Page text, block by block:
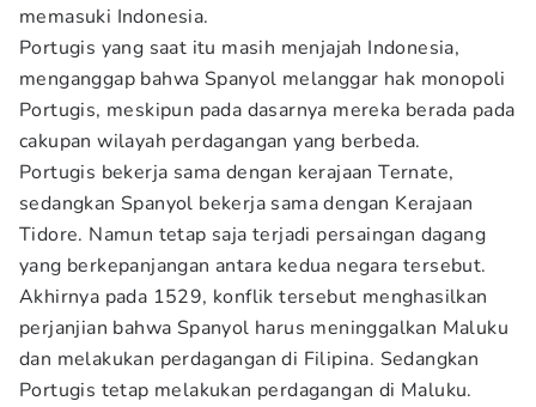
memasuki Indonesia.
Portugis yang saat itu masih menjajah Indonesia,
menganggap bahwa Spanyol melanggar hak monopoli
Portugis, meskipun pada dasarnya mereka berada pada
cakupan wilayah perdagangan yang berbeda.
Portugis bekerja sama dengan kerajaan Ternate,
sedangkan Spanyol bekerja sama dengan Kerajaan
Tidore. Namun tetap saja terjadi persaingan dagang
yang berkepanjangan antara kedua negara tersebut.
Akhirnya pada 1529, konflik tersebut menghasilkan
perjanjian bahwa Spanyol harus meninggalkan Maluku
dan melakukan perdagangan di Filipina. Sedangkan
Portugis tetap melakukan perdagangan di Maluku.